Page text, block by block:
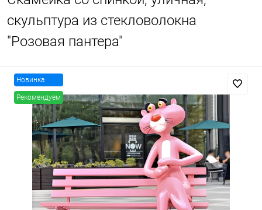
скульптура из стекловолокна
"Розовая пантера"
Новинка
Рекомендуем